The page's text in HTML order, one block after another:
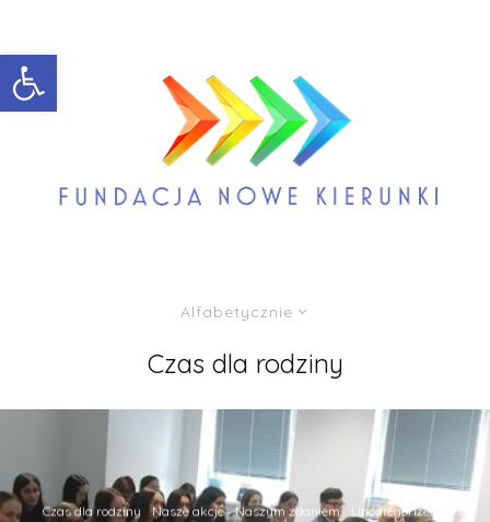
Open toolbar
Alfabetycznie
Czas dla rodziny
Czas dla rodziny Nasze akcje Naszym zdaniem
Uncategorized